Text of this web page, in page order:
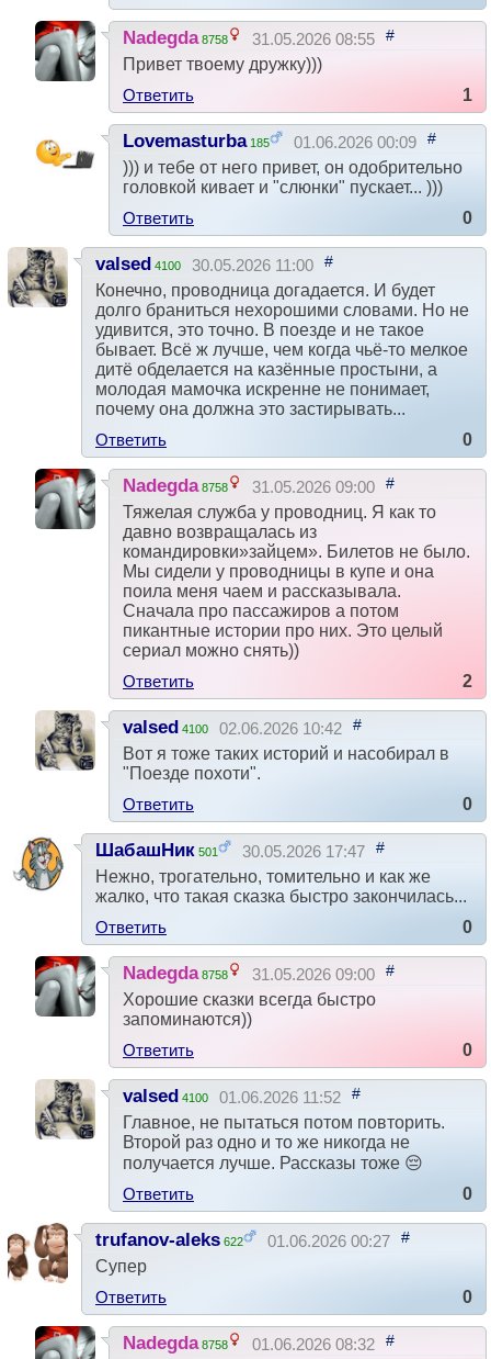
Nadegda 8758 31.05.2026 08:55 #
Привет твоему дружку)))
Ответить
1
Lovemasturba 185 01.06.2026 00:09 #
))) и тебе от него привет, он одобрительно
головкой кивает и "слюнки" пускает... )))
Ответить
0
valsed 4100 30.05.2026 11:00 #
Конечно, проводница догадается. И будет
долго браниться нехорошими словами. Но не
удивится, это точно. В поезде и не такое
бывает. Всё ж лучше, чем когда чьё-то мелкое
дитё обделается на казённые простыни, а
молодая мамочка искренне не понимает,
почему она должна это застирывать...
Ответить
0
Nadegda 8758 31.05.2026 09:00 #
Тяжелая служба у проводниц. Я как то
давно возвращалась из
командировки»зайцем». Билетов не было.
Мы сидели у проводницы в купе и она
поила меня чаем и рассказывала.
Сначала про пассажиров а потом
пикантные истории про них. Это целый
сериал можно снять))
Ответить
2
valsed 4100 02.06.2026 10:42 #
Вот я тоже таких историй и насобирал в
"Поезде похоти".
Ответить
0
ШабашНик 501 30.05.2026 17:47 #
Нежно, трогательно, томительно и как же
жалко, что такая сказка быстро закончилась...
Ответить
0
Nadegda 8758 31.05.2026 09:00 #
Хорошие сказки всегда быстро
запоминаются))
Ответить
0
valsed 4100 01.06.2026 11:52 #
Главное, не пытаться потом повторить.
Второй раз одно и то же никогда не
получается лучше. Рассказы тоже 😔
Ответить
0
trufanov-aleks 622 01.06.2026 00:27 #
Супер
Ответить
0
Nadegda 8758 01.06.2026 08:32 #